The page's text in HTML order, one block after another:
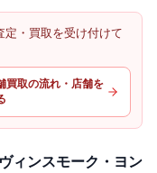
定・買取を受け付けて
買取の流れ・店舗を
ヴィンスモーク・ヨン